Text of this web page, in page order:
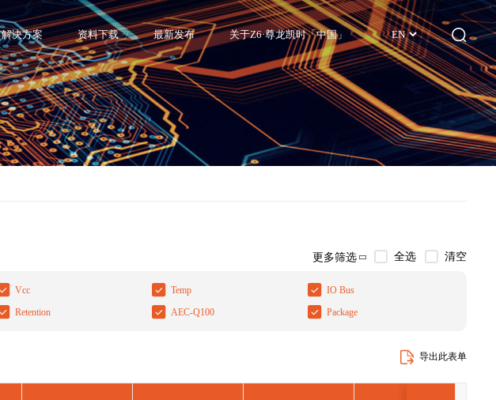
解决方案 资料下载 最新发布 关于Z6·尊龙凯时「中国」 EN
更多筛选 全选 清空
Vcc Temp IO Bus
Retention AEC-Q100 Package
导出此表单